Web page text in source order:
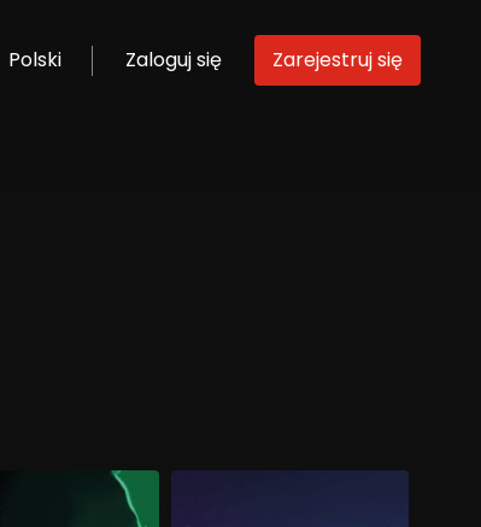
Polski Zaloguj się Zarejestruj się